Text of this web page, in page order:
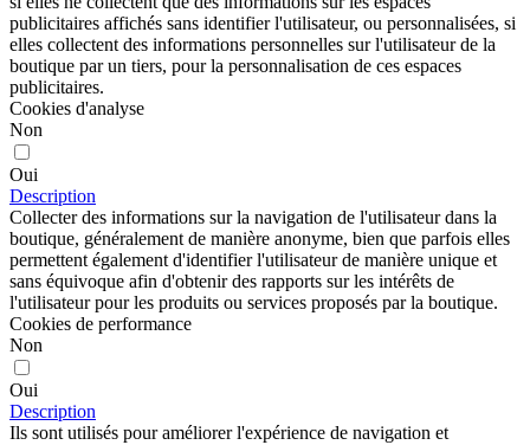
publicitaires affichés sans identifier l'utilisateur, ou personnalisées, si
elles collectent des informations personnelles sur l'utilisateur de la
boutique par un tiers, pour la personnalisation de ces espaces
publicitaires.
Cookies d'analyse
Non
Oui
Description
Collecter des informations sur la navigation de l'utilisateur dans la
boutique, généralement de manière anonyme, bien que parfois elles
permettent également d'identifier l'utilisateur de manière unique et
sans équivoque afin d'obtenir des rapports sur les intérêts de
l'utilisateur pour les produits ou services proposés par la boutique.
Cookies de performance
Non
Oui
Description
Ils sont utilisés pour améliorer l'expérience de navigation et